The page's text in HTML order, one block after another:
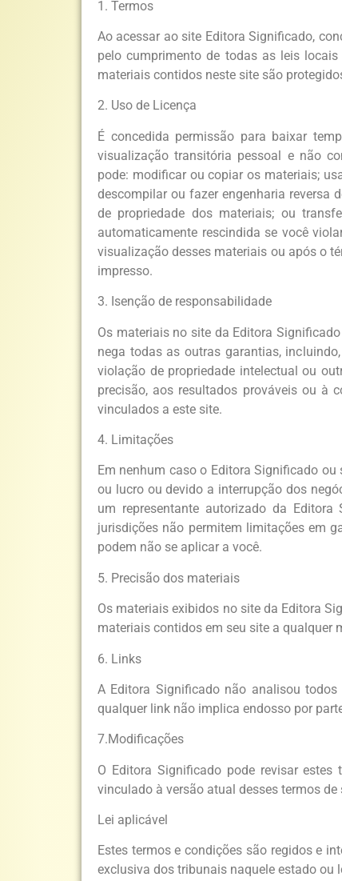
1. Termos
Ao acessar ao site Editora Significado,
pelo cumprimento de todas as leis
materiais contidos neste site são
2. Uso de Licença
É concedida permissão para baixar
visualização transitória pessoal e não
pode: modificar ou copiar os materiais;
descompilar ou fazer engenharia reversa
de propriedade dos materiais; ou
automaticamente rescindida se você
visualização desses materiais ou após o
impresso.
3. Isenção de responsabilidade
Os materiais no site da Editora
nega todas as outras garantias,
violação de propriedade intelectual ou
precisão, aos resultados prováveis ​​ou à
vinculados a este site.
4. Limitações
Em nenhum caso o Editora Significado
ou lucro ou devido a interrupção dos
um representante autorizado da
jurisdições não permitem limitações em
podem não se aplicar a você.
5. Precisão dos materiais
Os materiais exibidos no site da Editora
materiais contidos em seu site a qualquer
6. Links
A Editora Significado não analisou
qualquer link não implica endosso por
7.Modificações
O Editora Significado pode revisar
vinculado à versão atual desses termos de
Lei aplicável
Estes termos e condições são regidos e
exclusiva dos tribunais naquele estado ou